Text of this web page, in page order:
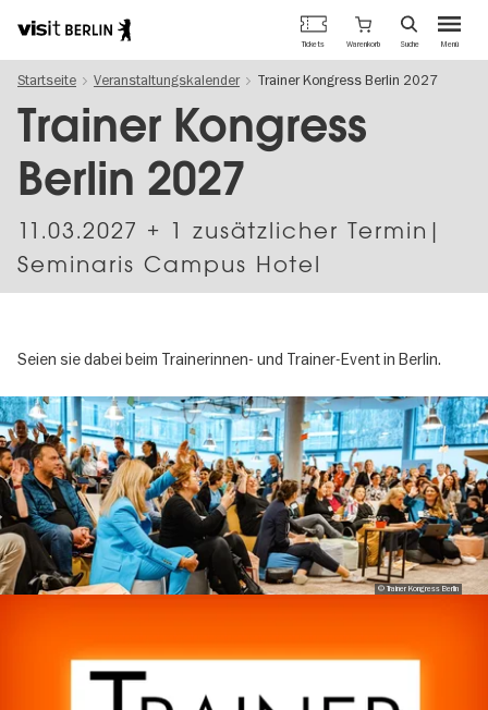
zum
Inhalt
Berlins
offizielles
Tourismusportal
Menü
Tickets Warenkorb Suche
Startseite Veranstaltungskalender Trainer Kongress Berlin 2027
Trainer Kongress
Berlin 2027
11.03.2027 + 1 zusätzlicher Termin|
Seminaris Campus Hotel
Seien sie dabei beim Trainerinnen- und Trainer-Event in Berlin.
Image
gallery
© Trainer Kongress Berlin